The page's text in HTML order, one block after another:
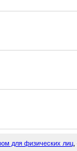
для физических лиц